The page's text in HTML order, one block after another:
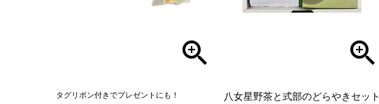
タグリボン付きでプレゼントにも！ 八女星野茶と式部のどらやきセット